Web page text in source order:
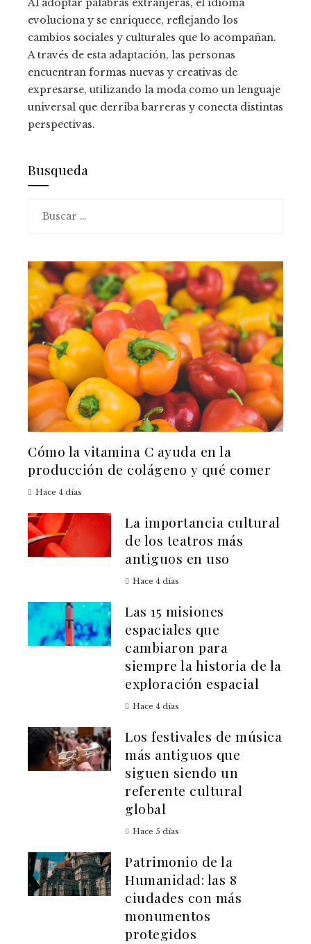
Al adoptar palabras extranjeras, el idioma
evoluciona y se enriquece, reflejando los
cambios sociales y culturales que lo acompañan.
A través de esta adaptación, las personas
encuentran formas nuevas y creativas de
expresarse, utilizando la moda como un lenguaje
universal que derriba barreras y conecta distintas
perspectivas.
Busqueda
Cómo la vitamina C ayuda en la
producción de colágeno y qué comer
Hace 4 días
La importancia cultural
de los teatros más
antiguos en uso
Hace 4 días
Las 15 misiones
espaciales que
cambiaron para
siempre la historia de la
exploración espacial
Hace 4 días
Los festivales de música
más antiguos que
siguen siendo un
referente cultural
global
Hace 5 días
Patrimonio de la
Humanidad: las 8
ciudades con más
monumentos
protegidos